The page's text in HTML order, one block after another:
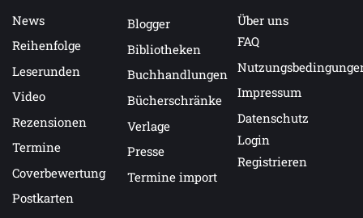
News
Reihenfolge
Leserunden
Video
Rezensionen
Termine
Coverbewertung
Postkarten
Blogger
Bibliotheken
Buchhandlungen
Bücherschränke
Verlage
Presse
Termine import
Über uns
FAQ
Impressum
Datenschutz
Login
Registrieren